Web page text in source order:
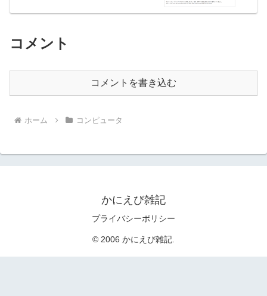
コメント
コメントを書き込む
ホーム コンピュータ
かにえび雑記
プライバシーポリシー
© 2006 かにえび雑記.